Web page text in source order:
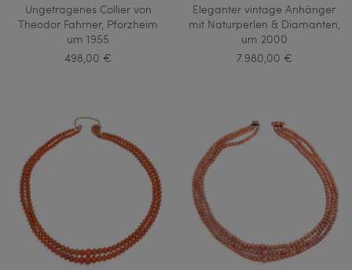
Ungetragenes Collier von
Theodor Fahrner, Pforzheim
um 1955
498,00 €
Eleganter vintage Anhänger
mit Naturperlen & Diamanten,
um 2000
7.980,00 €